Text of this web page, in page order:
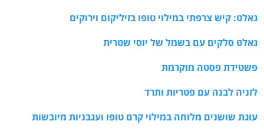
גאלט: קיש צרפתי במילוי טופו בזיליקום וירוקים
גאלט סלקים עם בשמל של יוסי שטרית
פשטידת פסטה מוקרמת
לזניה לבנה עם פטריות ותרד
עוגת שושנים מלוחה במילוי קרם טופו ועגבניות מיובשות